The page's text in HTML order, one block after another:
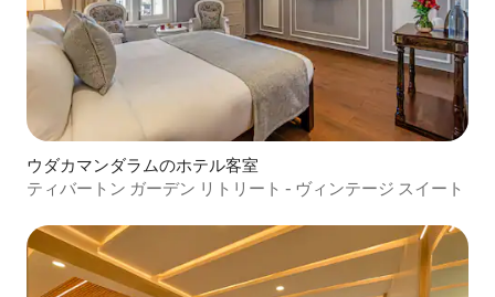
ウダカマンダラムのホテル客室
ティバートン ガーデン リトリート - ヴィンテージ スイート